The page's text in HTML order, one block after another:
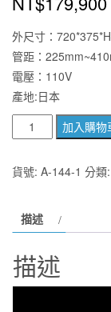
外尺寸：
管距：
電壓：110V
產地:日本
麗
室
日
原
裝
加入購物
貨號: A-144-1 分類:
描述
描述